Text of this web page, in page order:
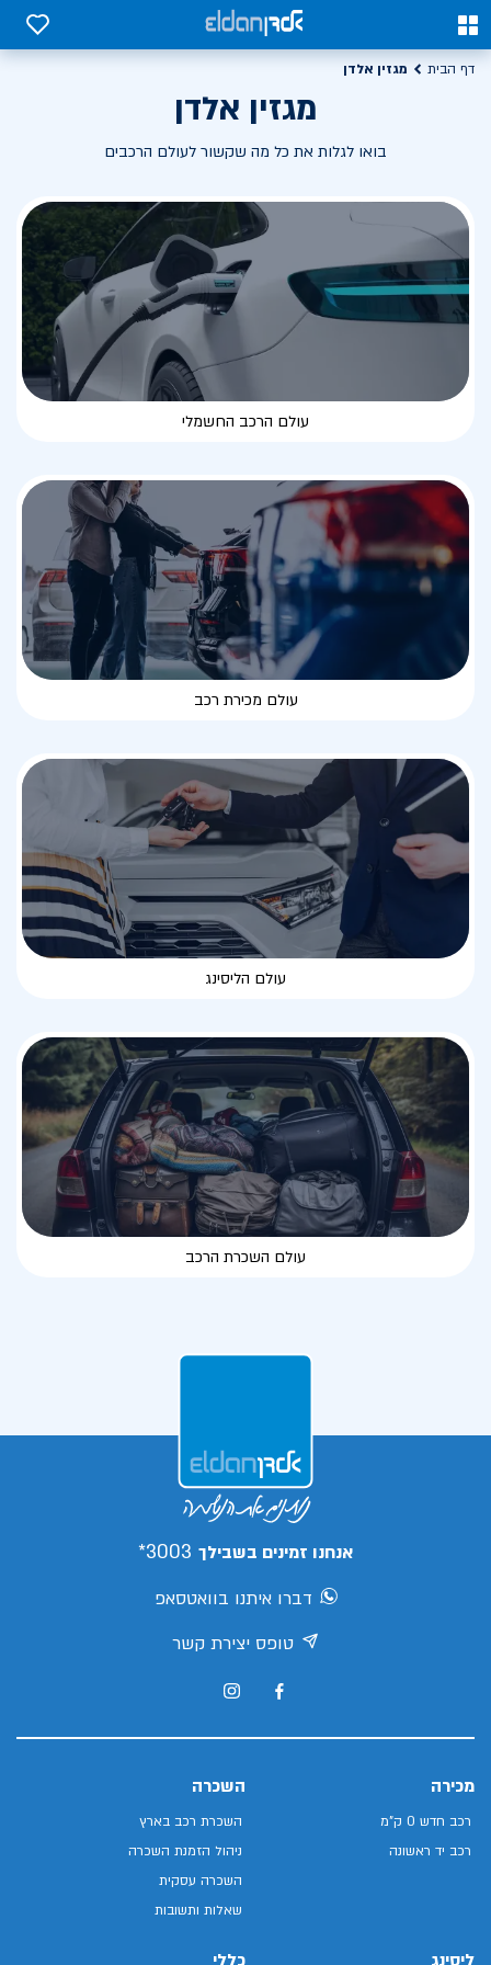
0
0
דף הבית מגזין אלדן
מגזין אלדן
בואו לגלות את כל מה שקשור לעולם הרכבים
עולם הרכב החשמלי
עולם מכירת רכב
עולם הליסינג
עולם השכרת הרכב
אנחנו זמינים בשבילך 3003*
דברו איתנו בוואטסאפ
טופס יצירת קשר
מכירה
רכב חדש 0 ק"מ
רכב יד ראשונה
השכרה
השכרת רכב בארץ
ניהול הזמנת השכרה
השכרה עסקית
שאלות ותשובות
ליסינג כללי